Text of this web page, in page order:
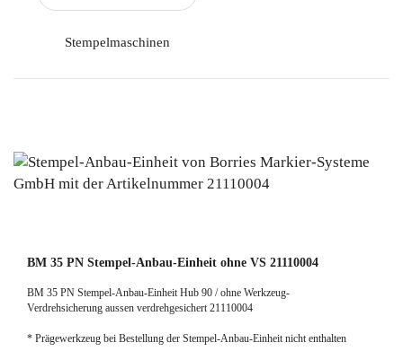
Stempelmaschinen
BM 35 PN Stempel-Anbau-Einheit ohne VS 21110004
BM 35 PN Stempel-Anbau-Einheit Hub 90 / ohne Werkzeug-
Verdrehsicherung aussen verdrehgesichert 21110004
* Prägewerkzeug bei Bestellung der Stempel-Anbau-Einheit nicht enthalten